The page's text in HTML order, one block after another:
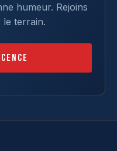
humeur. Rejoins
le terrain.